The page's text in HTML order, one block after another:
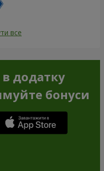
все
додатку
бонуси